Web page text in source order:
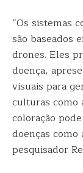
“Os sistemas
são baseados
drones. Eles
doença,
visuais para
culturas como
coloração
doenças como
pesquisador